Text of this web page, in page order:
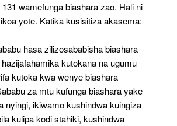
wamefunga biashara zao. Hali ni
yote. Katika kusisitiza akasema:
hasa zilizosababisha biashara
kutokana na ugumu
kutoka kwa wenye biashara
za mtu kufunga biashara yake
nyingi, ikiwamo kushindwa kuingiza
kulipa kodi stahiki, kushindwa